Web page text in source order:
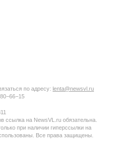
по адресу: lenta@newsvl.ru
ссылка на NewsVL.ru обязательна.
при наличии гиперссылки на
Все права защищены.